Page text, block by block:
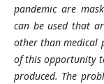
pandemic are
can be used that
other than medical
of this opportunity
produced. The